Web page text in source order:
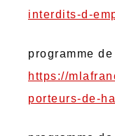
interdits-d-
programme
https://
porteurs-de-